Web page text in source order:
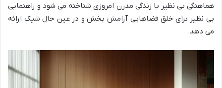
هماهنگی بی نظیر با زندگی مدرن امروزی شناخته می شود و راهنمایی
بی نظیر برای خلق فضاهایی آرامش بخش و در عین حال شیک ارائه
می دهد.